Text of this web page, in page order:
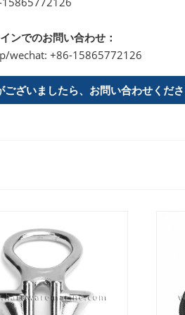
ンでのお問い合わせ：
wechat: +86-15865772126
ございましたら、お問い合わせくだ